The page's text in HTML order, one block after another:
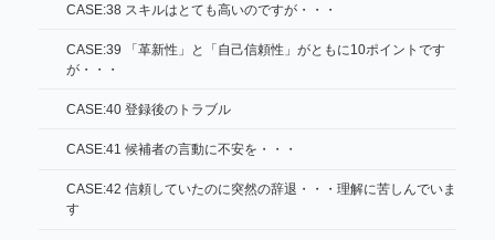
CASE:38 スキルはとても高いのですが・・・
CASE:39 「革新性」と「自己信頼性」がともに10ポイントです
が・・・
CASE:40 登録後のトラブル
CASE:41 候補者の言動に不安を・・・
CASE:42 信頼していたのに突然の辞退・・・理解に苦しんでいま
す